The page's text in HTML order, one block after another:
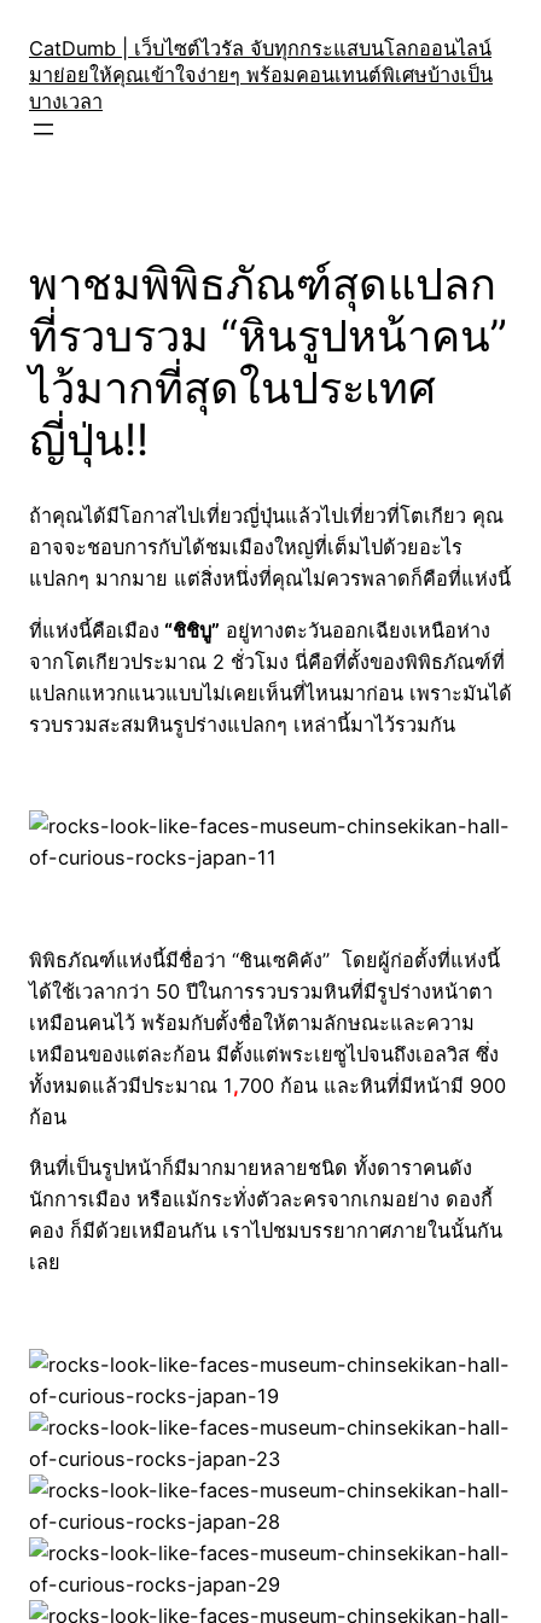
content
CatDumb | เว็บไซต์ไวรัล จับทุกกระแสบนโลกออนไลน์
มาย่อยให้คุณเข้าใจง่ายๆ พร้อมคอนเทนต์พิเศษบ้างเป็น
บางเวลา
พาชมพิพิธภัณฑ์สุดแปลก
ที่รวบรวม “หินรูปหน้าคน”
ไว้มากที่สุดในประเทศ
ญี่ปุ่น!!
ถ้าคุณได้มีโอกาสไปเที่ยวญี่ปุ่นแล้วไปเที่ยวที่โตเกียว คุณ
อาจจะชอบการกับได้ชมเมืองใหญ่ที่เต็มไปด้วยอะไร
แปลกๆ มากมาย แต่สิ่งหนึ่งที่คุณไม่ควรพลาดก็คือที่แห่งนี้
ที่แห่งนี้คือเมือง “ชิชิบู” อยู่ทางตะวันออกเฉียงเหนือห่าง
จากโตเกียวประมาณ 2 ชั่วโมง นี่คือที่ตั้งของพิพิธภัณฑ์ที่
แปลกแหวกแนวแบบไม่เคยเห็นที่ไหนมาก่อน เพราะมันได้
รวบรวมสะสมหินรูปร่างแปลกๆ เหล่านี้มาไว้รวมกัน
พิพิธภัณฑ์แห่งนี้มีชื่อว่า “ชินเซคิคัง” โดยผู้ก่อตั้งที่แห่งนี้
ได้ใช้เวลากว่า 50 ปีในการรวบรวมหินที่มีรูปร่างหน้าตา
เหมือนคนไว้ พร้อมกับตั้งชื่อให้ตามลักษณะและความ
เหมือนของแต่ละก้อน มีตั้งแต่พระเยซูไปจนถึงเอลวิส ซึ่ง
ทั้งหมดแล้วมีประมาณ 1,700 ก้อน และหินที่มีหน้ามี 900
ก้อน
หินที่เป็นรูปหน้าก็มีมากมายหลายชนิด ทั้งดาราคนดัง
นักการเมือง หรือแม้กระทั่งตัวละครจากเกมอย่าง ดองกี้
คอง ก็มีด้วยเหมือนกัน เราไปชมบรรยากาศภายในนั้นกัน
เลย